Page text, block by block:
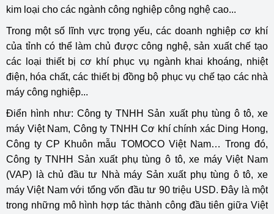
kim loại cho các ngành công nghiệp công nghệ cao...
Trong một số lĩnh vực trọng yếu, các doanh nghiệp cơ khí
của tỉnh có thể làm chủ được công nghệ, sản xuất chế tạo
các loại thiết bị cơ khí phục vụ ngành khai khoáng, nhiệt
điện, hóa chất, các thiết bị đồng bộ phục vụ chế tạo các nhà
máy công nghiệp...
Điển hình như: Công ty TNHH Sản xuất phụ tùng ô tô, xe
máy Việt Nam, Công ty TNHH Cơ khí chính xác Ding Hong,
Công ty CP Khuôn mẫu TOMOCO Việt Nam… Trong đó,
Công ty TNHH Sản xuất phụ tùng ô tô, xe máy Việt Nam
(VAP) là chủ đầu tư Nhà máy Sản xuất phụ tùng ô tô, xe
máy Việt Nam với tổng vốn đầu tư 90 triệu USD. Đây là một
trong những mô hình hợp tác thành công đầu tiên giữa Việt